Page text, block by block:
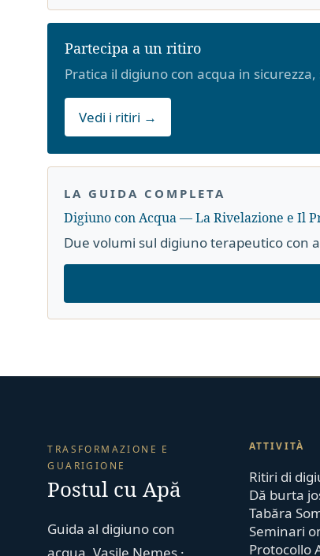
Partecipa a un ritiro
Pratica il digiuno con acqua in
Vedi i ritiri →
LA GUIDA COMPLETA
Digiuno con Acqua — La Rivelazione e Il
Due volumi sul digiuno terapeutico con
TRASFORMAZIONE E
GUARIGIONE
Postul cu Apă
Guida al digiuno con
ATTIVITÀ
Ritiri di
Dă burta
Tabăra
Seminari
Protocollo